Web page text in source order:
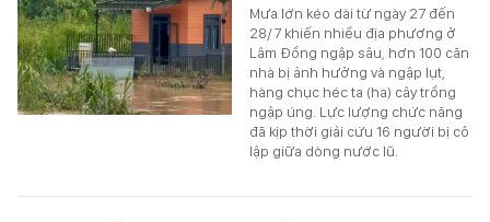
Mưa lớn kéo dài từ ngày 27 đến
28/7 khiến nhiều địa phương ở
Lâm Đồng ngập sâu, hơn 100 căn
nhà bị ảnh hưởng và ngập lụt,
hàng chục héc ta (ha) cây trồng
ngập úng. Lực lượng chức năng
đã kịp thời giải cứu 16 người bị cô
lập giữa dòng nước lũ.